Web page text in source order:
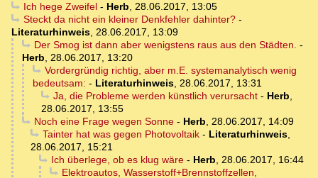
Ich hege Zweifel- Herb, 28.06.2017, 13:05
Steckt da nicht ein kleiner Denkfehler dahinter?-
Literaturhinweis, 28.06.2017, 13:09
Der Smog ist dann aber wenigstens raus aus den Städten. -
Herb, 28.06.2017, 13:20
Vordergründig richtig, aber m.E. systemanalytisch wenig
bedeutsam: - Literaturhinweis, 28.06.2017, 13:31
Ja, die Probleme werden künstlich verursacht- Herb,
28.06.2017, 13:55
Noch eine Frage wegen Sonne- Herb, 28.06.2017, 14:09
Tainter hat was gegen Photovoltaik- Literaturhinweis,
28.06.2017, 15:21
Ich überlege, ob es klug wäre- Herb, 28.06.2017, 16:44
Elektroautos, Wasserstoff+Brennstoffzellen,